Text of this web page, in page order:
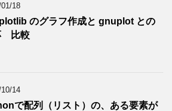
18
のグラフ作成と gnuplot との
比較
14
で配列（リスト）の、ある要素が